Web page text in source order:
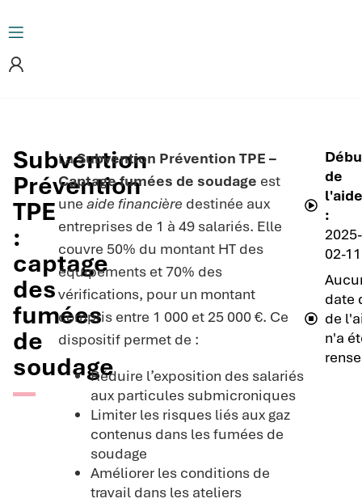
Subvention
Prévention
TPE
:
captage
des
fumées
de
soudage
LaSubvention Prévention TPE –
Captage fumées de soudage est
une aide financière destinée aux
entreprises de 1 à 49 salariés. Elle
couvre 50% du montant HT des
équipements et 70% des
vérifications, pour un montant
compris entre 1 000 et 25 000 €. Ce
dispositif permet de :
Réduire l’exposition des salariés
aux particules submicroniques
Limiter les risques liés aux gaz
contenus dans les fumées de
soudage
Améliorer les conditions de
travail dans les ateliers
de
:
2025-
02-11
date
de
n'a